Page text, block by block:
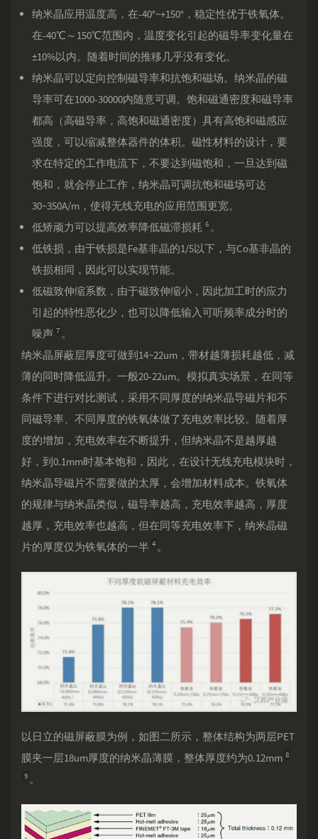
纳米晶应用温度高，在-40°~+150°，稳定性优于铁氧体。
在-40℃～150℃范围内，温度变化引起的磁导率变化量在
±10%以内。随着时间的推移几乎没有变化。
纳米晶可以定向控制磁导率和抗饱和磁场。纳米晶的磁
导率可在1000-30000内随意可调。饱和磁通密度和磁导率
都高（高磁导率，高饱和磁通密度）具有高饱和磁感应
强度，可以缩减整体器件的体积。磁性材料的设计，要
求在特定的工作电流下，不要达到磁饱和，一旦达到磁
饱和，就会停止工作，纳米晶可调抗饱和磁场可达
30~350A/m，使得无线充电的应用范围更宽。
低矫顽力可以提高效率降低磁滞损耗 6 。
低铁损，由于铁损是Fe基非晶的1/5以下，与Co基非晶的
铁损相同，因此可以实现节能。
低磁致伸缩系数，由于磁致伸缩小，因此加工时的应力
引起的特性恶化少，也可以降低输入可听频率成分时的
噪声 7 。
纳米晶屏蔽层厚度可做到14~22um，带材越薄损耗越低，减
薄的同时降低温升。一般20-22um。模拟真实场景，在同等
条件下进行对比测试，采用不同厚度的纳米晶导磁片和不
同磁导率、不同厚度的铁氧体做了充电效率比较。随着厚
度的增加，充电效率在不断提升，但纳米晶不是越厚越
好，到0.1mm时基本饱和，因此，在设计无线充电模块时，
纳米晶导磁片不需要做的太厚，会增加材料成本。铁氧体
的规律与纳米晶类似，磁导率越高，充电效率越高，厚度
越厚，充电效率也越高，但在同等充电效率下，纳米晶磁
片的厚度仅为铁氧体的一半 4 。
以日立的磁屏蔽膜为例，如图二所示，整体结构为两层PET
膜夹一层18um厚度的纳米晶薄膜，整体厚度约为0.12mm 8
9 。